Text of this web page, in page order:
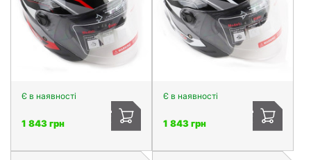
Є в наявності
1 843 грн
Є в наявності
1 843 грн